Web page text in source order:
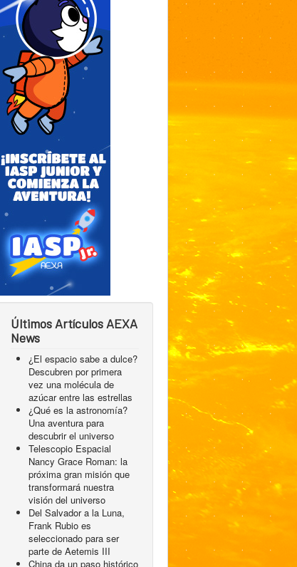
Últimos Artículos AEXA
News
¿El espacio sabe a dulce?
Descubren por primera
vez una molécula de
azúcar entre las estrellas
¿Qué es la astronomía?
Una aventura para
descubrir el universo
Telescopio Espacial
Nancy Grace Roman: la
próxima gran misión que
transformará nuestra
visión del universo
Del Salvador a la Luna,
Frank Rubio es
seleccionado para ser
parte de Aetemis III
China da un paso histórico